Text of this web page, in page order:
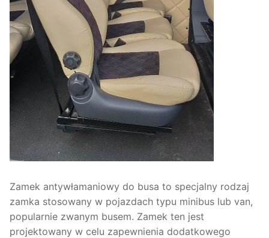
Zamek antywłamaniowy do busa to specjalny rodzaj
zamka stosowany w pojazdach typu minibus lub van,
popularnie zwanym busem. Zamek ten jest
projektowany w celu zapewnienia dodatkowego